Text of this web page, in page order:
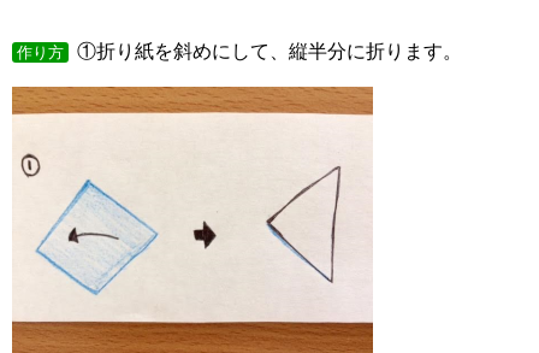
作り方 ①折り紙を斜めにして、縦半分に折ります。